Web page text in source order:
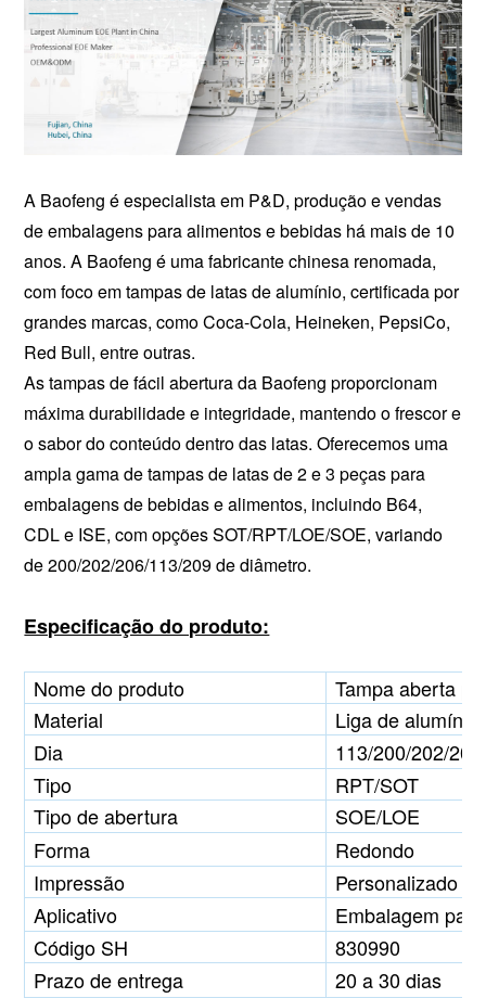
A Baofeng é especialista em P&D, produção e vendas
de embalagens para alimentos e bebidas há mais de 10
anos. A Baofeng é uma fabricante chinesa renomada,
com foco em tampas de latas de alumínio, certificada por
grandes marcas, como Coca-Cola, Heineken, PepsiCo,
Red Bull, entre outras.
As tampas de fácil abertura da Baofeng proporcionam
máxima durabilidade e integridade, mantendo o frescor e
o sabor do conteúdo dentro das latas. Oferecemos uma
ampla gama de tampas de latas de 2 e 3 peças para
embalagens de bebidas e alimentos, incluindo B64,
CDL e ISE, com opções SOT/RPT/LOE/SOE, variando
de 200/202/206/113/209 de diâmetro.
Especificação do produto:
Nome do produto
Tampa aberta
Material
Liga de alumínio
Dia
113/200/202/
Tipo
RPT/SOT
Tipo de abertura
SOE/LOE
Forma
Redondo
Impressão
Personalizado
Aplicativo
Embalagem
Código SH
830990
Prazo de entrega
20 a 30 dias